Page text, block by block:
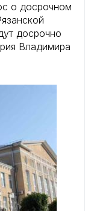
о досрочном
досрочно
Владимира